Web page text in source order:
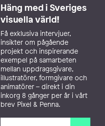
Häng med i Sveriges
visuella värld!
Få exklusiva intervjuer,
insikter om pågående
projekt och inspirerande
exempel på samarbeten
mellan uppdragsgivare,
illustratörer, formgivare och
animatörer – direkt i din
inkorg 8 gånger per år i vårt
brev Pixel & Penna.